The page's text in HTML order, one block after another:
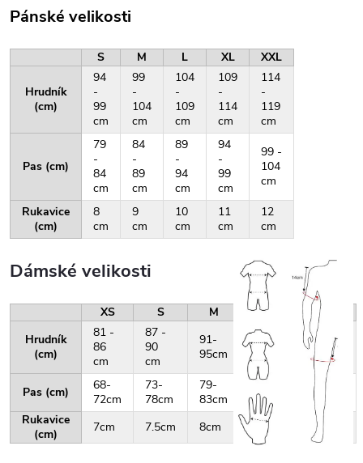
Pánské velikosti
S M L XL XXL
Hrudník
(cm)
94
-
99
cm
99
-
104
cm
104
-
109
cm
109
-
114
cm
114
-
119
cm
Pas (cm)
79
-
84
cm
84
-
89
cm
89
-
94
cm
94
-
99
cm
99 -
104
cm
Rukavice
(cm)
8
cm
9
cm
10
cm
11
cm
12
cm
Dámské velikosti
XS S M L
XL
Hrudník
(cm)
81 -
86
cm
87 -
90
cm
91-
95cm
96-
100cm
101-
105cm
Pas (cm)
68-
72cm
73-
78cm
79-
83cm
84-
87cm
88-
92cm
Rukavice
(cm)
7cm 7.5cm 8cm 8.5cm 9cm